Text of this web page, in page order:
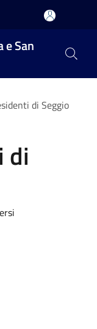
e San
di Seggio
di